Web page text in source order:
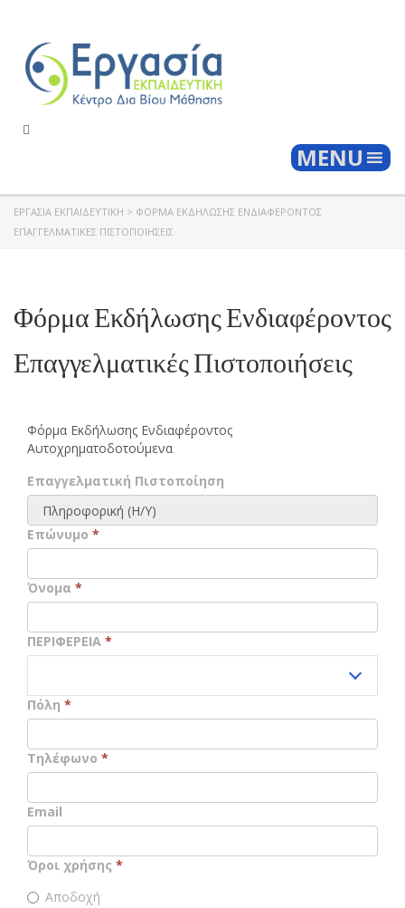
MENU
ΕΡΓΑΣΊΑ ΕΚΠΑΙΔΕΥΤΙΚΉ > ΦΌΡΜΑ ΕΚΔΉΛΩΣΗΣ ΕΝΔΙΑΦΈΡΟΝΤΟΣ
ΕΠΑΓΓΕΛΜΑΤΙΚΈΣ ΠΙΣΤΟΠΟΙΉΣΕΙΣ
Φόρμα Εκδήλωσης Ενδιαφέροντος
Επαγγελματικές Πιστοποιήσεις
Φόρμα Εκδήλωσης Ενδιαφέροντος
Αυτοχρηματοδοτούμενα
Επαγγελματική Πιστοποίηση
Επώνυμο *
Όνομα *
ΠΕΡΙΦΕΡΕΙΑ *
Πόλη *
Τηλέφωνο *
Email
Όροι χρήσης *
Αποδοχή